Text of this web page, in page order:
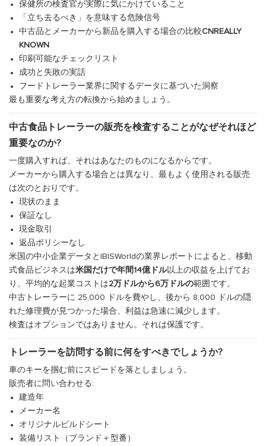
保健所の検査官が実際に気にかけていること
「立ち去るべき」を意味する危険信号
中古品とメーカーから新品を購入する場合の比較CNREALLY
KNOWN
印刷可能なチェックリスト
成功と失敗の実話
フードトレーラー業界に関するデータに基づいた洞察
最も重要な考え方の転換から始めましょう。
中古食品トレーラーの販売を検査することがなぜそれほど
重要なのか?
一度購入すれば、それはあなたのものになるからです。
メーカーから購入する場合とは異なり、最もよく使用される販売
は次のとおりです。
現状のまま
保証なし
現金取引
返品ポリシーなし
米国の中小企業データとIBISWorldの業界レポートによると、移動
式食品ビジネスは米国だけで年間14億ドル以上の収益を上げてお
り、平均的な起業コストは2万ドルから6万ドルの範囲です。
中古トレーラーに 25,000 ドルを費やし、後から 8,000 ドルの隠
れた修理費が見つかった場合、利益は急速に減少します。
検査はオプションではありません。それは保護です。
トレーラーを訪問する前に何をすべきでしょうか?
車のキーを掴む前にスピードを落としましょう。
販売者に問い合わせる:
建造年
メーカー名
オリジナルビルドシート
装備リスト（ブランド＋型番）